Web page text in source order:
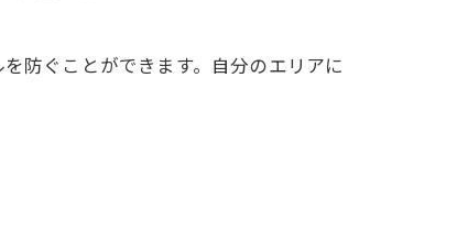
防ぐことができます。自分のエリアに